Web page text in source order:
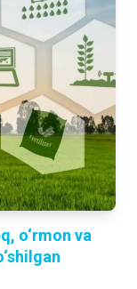
o‘rmon va